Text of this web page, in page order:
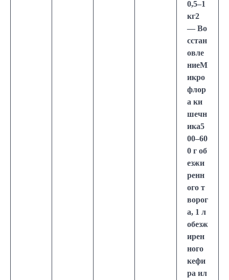
0,5–1
кг2
— Во
сстан
овле
ниеМ
икро
флор
а ки
шечн
ика5
00–60
0 г об
езжи
ренн
ого т
ворог
а, 1 л
обезж
ирен
ного
кефи
ра ил